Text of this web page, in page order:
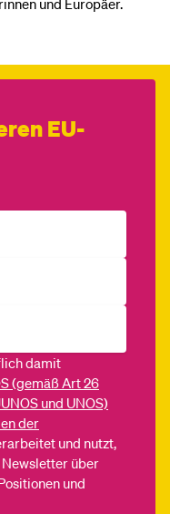
und Europäer.
EU-
damit
(gemäß Art 26
und UNOS)
der
und nutzt,
über
und